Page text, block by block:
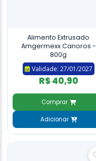
Alimento Extrusado
Amgermexx Canoros -
800g
Validade: 27/01/2027
R$ 40,90
Comprar
Adicionar